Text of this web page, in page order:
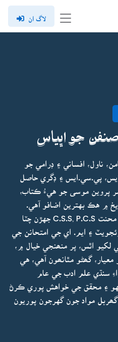
لاگ ان
جو اڀياس
ناول، افساني ۽ ڊرامي جو
پي.سي.ايس ۽ ڊگري حاصل
پروين موسى جو هيءُ ڪتاب،
۾ هڪ بهترين اضافو آهي.
محترمہ جي لکڻ موجب، پاڻ هيءَ محنت C.S.S, P.C.S جهڙن چٽا
۽ ايم. اي جي امتحانن جي
اٿس، پر منھنجي خيال ۾،
گھڻو مٿانھون آهي، هي
سنڌي علم ادب جي عام
۽ محقق جي خواهش پوري ڪرڻ
مواد جون گهرجون پوريون